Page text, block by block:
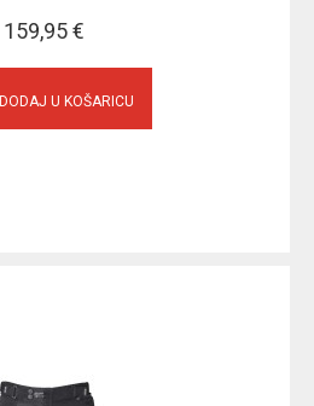
159,95 €
DODAJ U KOŠARICU